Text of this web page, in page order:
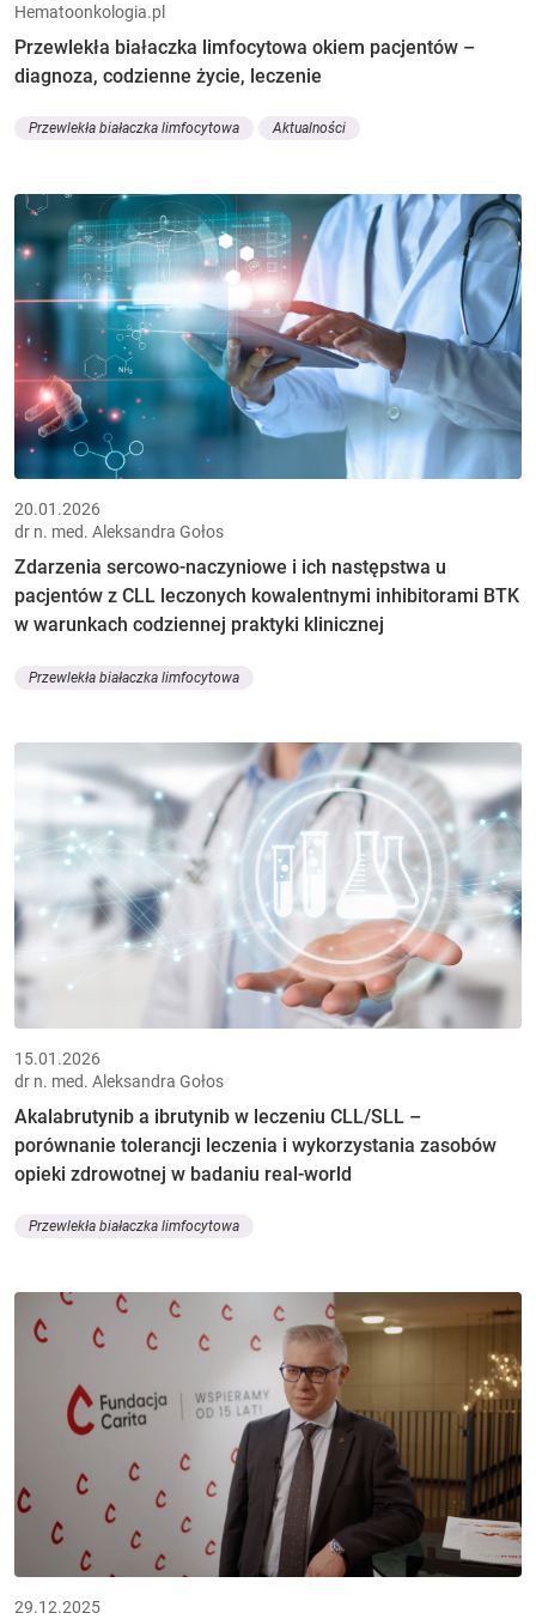
Hematoonkologia.pl
Przewlekła białaczka limfocytowa okiem pacjentów –
diagnoza, codzienne życie, leczenie
Przewlekła białaczka limfocytowa Aktualności
20.01.2026
dr n. med. Aleksandra Gołos
Zdarzenia sercowo-naczyniowe i ich następstwa u
pacjentów z CLL leczonych kowalentnymi inhibitorami BTK
w warunkach codziennej praktyki klinicznej
Przewlekła białaczka limfocytowa
15.01.2026
dr n. med. Aleksandra Gołos
Akalabrutynib a ibrutynib w leczeniu CLL/SLL –
porównanie tolerancji leczenia i wykorzystania zasobów
opieki zdrowotnej w badaniu real-world
Przewlekła białaczka limfocytowa
29.12.2025